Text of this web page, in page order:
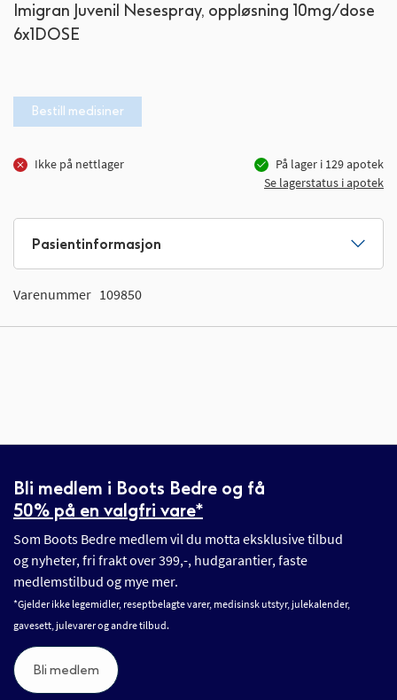
Imigran Juvenil Nesespray, oppløsning 10mg/dose
6x1DOSE
Bestill medisiner
Ikke på nettlager På lager i 129apotek
Se lagerstatus i apotek
til
begynnelsen
Pasientinformasjon
Varenummer 109850
Bli medlem i Boots Bedre og få
50% på en valgfri vare*
Som Boots Bedre medlem vil du motta eksklusive tilbud
og nyheter, fri frakt over 399,-, hudgarantier, faste
medlemstilbud og mye mer.
*Gjelder ikke legemidler, reseptbelagte varer, medisinsk utstyr, julekalender,
gavesett, julevarer og andre tilbud.
Bli medlem